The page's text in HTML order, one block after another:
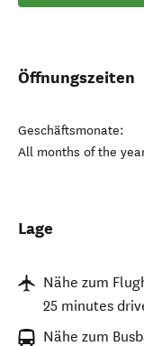
Öffnungszeiten
Geschäftsmonate:
All months of the
Lage
Nähe zum
25 minutes
Nähe zum